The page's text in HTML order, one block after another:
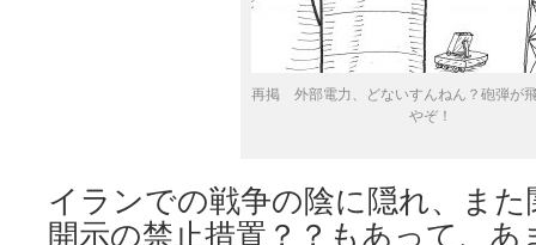
再掲 外部電力、どないすんねん？砲弾が
やぞ！
イランでの戦争の陰に隠れ、ま
開示の禁止措置？？もあって、